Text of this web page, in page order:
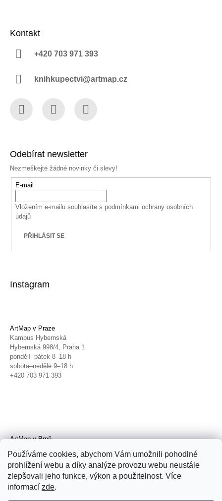
Používáme cookies, abychom Vám umožnili pohodlné
prohlížení webu a díky analýze provozu webu neustále
zlepšovali jeho funkce, výkon a použitelnost. Více
informací zde.
Kontakt
+420 703 971 393
knihkupectvi@artmap.cz
Odebírat newsletter
Nezmeškejte žádné novinky či slevy!
E-mail
Vložením e-mailu souhlasíte s podmínkami ochrany osobních
údajů
PŘIHLÁSIT SE
Instagram
ArtMap v Praze
Kampus Hybernská
Hybernská 998/4, Praha 1
pondělí–pátek 8–18 h
sobota–neděle 9–18 h
+420 703 971 393
ArtMap v Brně
Radnická 4, Brno
úterý–pátek 11–19 h
sobota 14–19 h
+420 702 152 298